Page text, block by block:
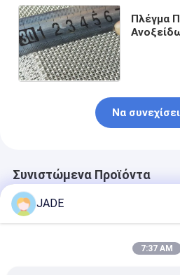
Πλέγμα
Να συνεχίσει
Συνιστώμενα Προϊόντα
JADE
7:37 AM